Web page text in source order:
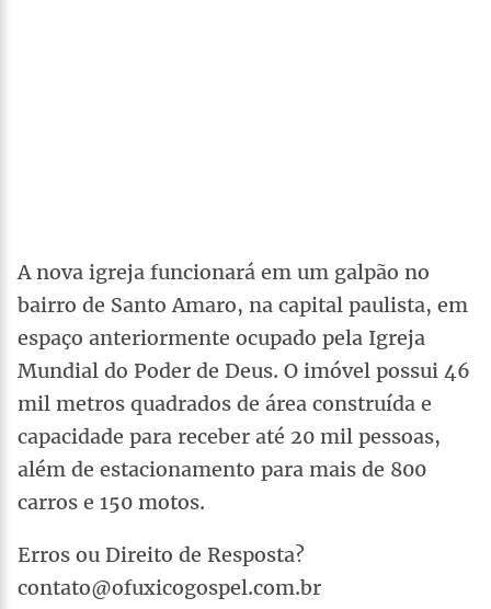
A nova igreja funcionará em um galpão no
bairro de Santo Amaro, na capital paulista, em
espaço anteriormente ocupado pela Igreja
Mundial do Poder de Deus. O imóvel possui 46
mil metros quadrados de área construída e
capacidade para receber até 20 mil pessoas,
além de estacionamento para mais de 800
carros e 150 motos.
Erros ou Direito de Resposta?
contato@ofuxicogospel.com.br